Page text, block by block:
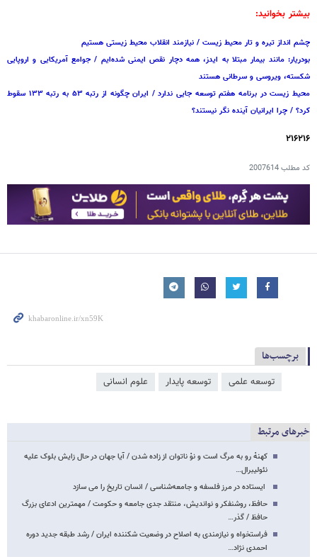
بیشتر بخوانید:
چشم انداز تیره و تار محیط زیست / نیازمند انقلاب محیط زیستی هستیم
بودریار: مانند بیمار مبتلا به ایدز، همه دچار نقص ایمنی شده‌ایم / جوامع آمریکایی و اروپایی
شکسته، ویروسی و سرطانی هستند
محیط زیست در برنامه هفتم توسعه جایی ندارد / ایران چگونه از رتبه ۵۳ به رتبه ۱۳۳ سقوط
کرد؟ / چرا ایرانیان آینده نگر نیستند؟
۲۱۶۲۱۶
کد مطلب2007614
برچسب‌ها
توسعه علمی توسعه پایدار علوم انسانی
خبرهای مرتبط
کهنهْ رو به مرگ است و نوْ ناتوان از زاده شدن / آیا جهان در حال زایش بلوک علیه
نئولیبرال…
ایستاده در مرز فلسفه و جامعه‌شناسی / انسان تاریخ را می سازد
حافظ، روشنفکر و نواندیش، منتقد جدی جامعه و حکومت / مهمترین ادعای بزرگ
حافظ / گذر…
فراستخواه و نیازمندی به اصلاح در وضعیت شکننده ایران / رشد طبقه جدید دوره
احمدی نژاد…